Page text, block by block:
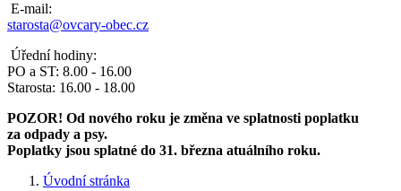
E-mail:
starosta@ovcary-obec.cz
Úřední hodiny:
PO a ST: 8.00 - 16.00
Starosta: 16.00 - 18.00
POZOR! Od nového roku je změna ve splatnosti poplatku
za odpady a psy.
Poplatky jsou splatné do 31. března atuálního roku.
Úvodní stránka